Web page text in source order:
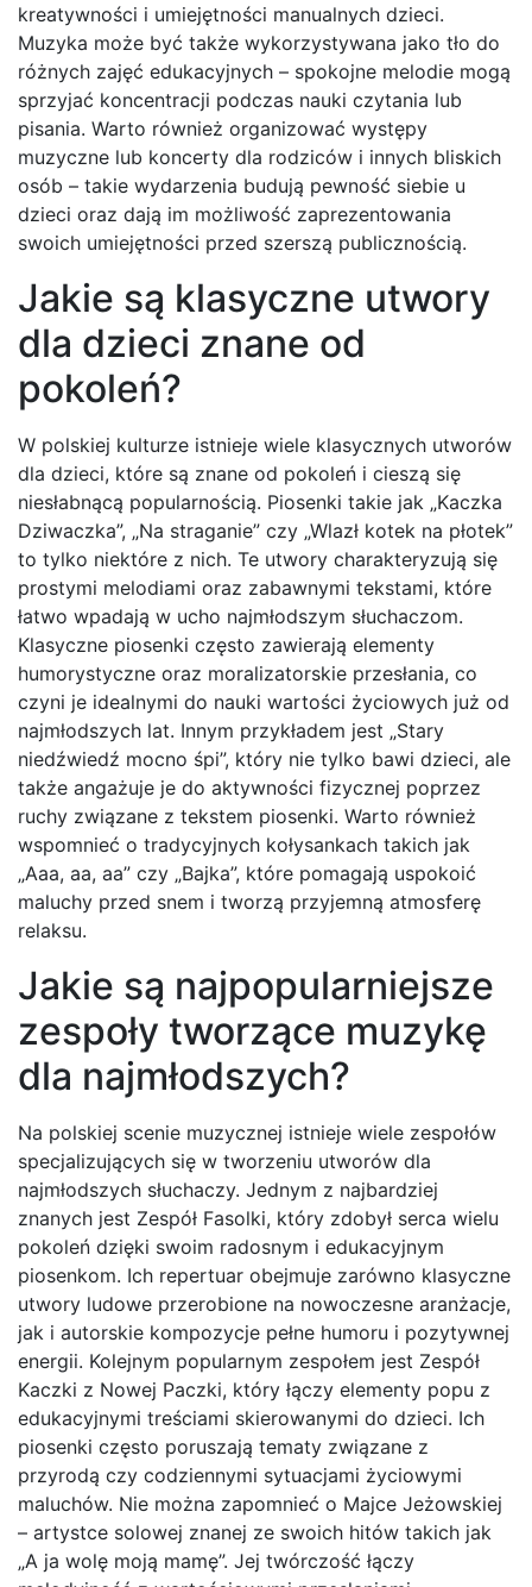
kreatywności i umiejętności manualnych dzieci.
Muzyka może być także wykorzystywana jako tło do
różnych zajęć edukacyjnych – spokojne melodie mogą
sprzyjać koncentracji podczas nauki czytania lub
pisania. Warto również organizować występy
muzyczne lub koncerty dla rodziców i innych bliskich
osób – takie wydarzenia budują pewność siebie u
dzieci oraz dają im możliwość zaprezentowania
swoich umiejętności przed szerszą publicznością.
Jakie są klasyczne utwory
dla dzieci znane od
pokoleń?
W polskiej kulturze istnieje wiele klasycznych utworów
dla dzieci, które są znane od pokoleń i cieszą się
niesłabnącą popularnością. Piosenki takie jak „Kaczka
Dziwaczka”, „Na straganie” czy „Wlazł kotek na płotek”
to tylko niektóre z nich. Te utwory charakteryzują się
prostymi melodiami oraz zabawnymi tekstami, które
łatwo wpadają w ucho najmłodszym słuchaczom.
Klasyczne piosenki często zawierają elementy
humorystyczne oraz moralizatorskie przesłania, co
czyni je idealnymi do nauki wartości życiowych już od
najmłodszych lat. Innym przykładem jest „Stary
niedźwiedź mocno śpi”, który nie tylko bawi dzieci, ale
także angażuje je do aktywności fizycznej poprzez
ruchy związane z tekstem piosenki. Warto również
wspomnieć o tradycyjnych kołysankach takich jak
„Aaa, aa, aa” czy „Bajka”, które pomagają uspokoić
maluchy przed snem i tworzą przyjemną atmosferę
relaksu.
Jakie są najpopularniejsze
zespoły tworzące muzykę
dla najmłodszych?
Na polskiej scenie muzycznej istnieje wiele zespołów
specjalizujących się w tworzeniu utworów dla
najmłodszych słuchaczy. Jednym z najbardziej
znanych jest Zespół Fasolki, który zdobył serca wielu
pokoleń dzięki swoim radosnym i edukacyjnym
piosenkom. Ich repertuar obejmuje zarówno klasyczne
utwory ludowe przerobione na nowoczesne aranżacje,
jak i autorskie kompozycje pełne humoru i pozytywnej
energii. Kolejnym popularnym zespołem jest Zespół
Kaczki z Nowej Paczki, który łączy elementy popu z
edukacyjnymi treściami skierowanymi do dzieci. Ich
piosenki często poruszają tematy związane z
przyrodą czy codziennymi sytuacjami życiowymi
maluchów. Nie można zapomnieć o Majce Jeżowskiej
– artystce solowej znanej ze swoich hitów takich jak
„A ja wolę moją mamę”. Jej twórczość łączy